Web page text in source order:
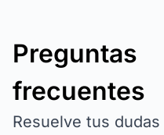
Preguntas
frecuentes
Resuelve tus